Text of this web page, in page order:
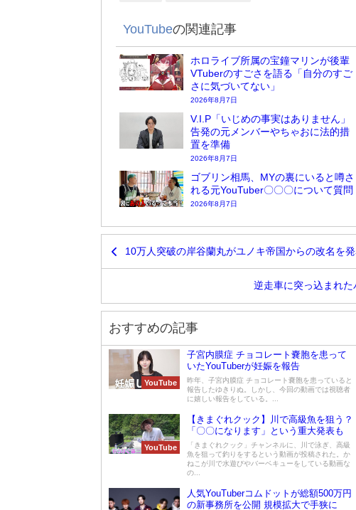
YouTubeの関連記事
ホロライブ所属の宝鐘マリンが後輩
VTuberのすごさを語る「自分のすご
さに気づいてない」
2026年8月7日
V.I.P「いじめの事実はありません」
告発の元メンバーやちゃおに法的措
置を準備
2026年8月7日
ゴブリン相馬、MYの裏にいると噂さ
れる元YouTuber〇〇〇について質問
2026年8月7日
10万人突破の岸谷蘭丸がユノキ帝国からの改名を発
逆走車に突っ込まれ
おすすめの記事
YouTube
子宮内膜症 チョコレート嚢胞を患って
いたYouTuberが妊娠を報告
昨年、子宮内膜症 チョコレート嚢胞を患っていると
報告したゆきりぬ。しかし、今回の動画では視聴者
に嬉しい報告をしている。...
YouTube
【きまぐれクック】川で高級魚を狙う？
「〇〇になります」という重大発表も
「きまぐれクック」チャンネルに、川で泳ぎ、高級
魚を狙って釣りをするという動画が投稿された。か
ねこが川で水遊びやバーベキューをしている動画な
の...
人気YouTuberコムドットが総額500万円
の新事務所を公開 規模拡大で手狭に